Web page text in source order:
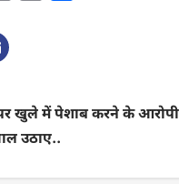
पर खुले में पेशाब करने के
उठाए..